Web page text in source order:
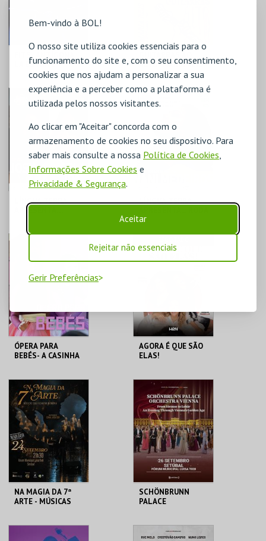
Bem-vindo à BOL!
O nosso site utiliza cookies essenciais para o
funcionamento do site e, com o seu consentimento,
cookies que nos ajudam a personalizar a sua
experiência e a perceber como a plataforma é
utilizada pelos nossos visitantes.
Ao clicar em "Aceitar" concorda com o
armazenamento de cookies no seu dispositivo. Para
saber mais consulte a nossa Política de Cookies
Informações Sobre Cookies e
Privacidade & Segurança.
Aceitar
Rejeitar não essenciais
Gerir Preferências
FITS- ANTÍGONA,
LA ESTIRPE
FÓRUM LUÍSA TODI
MAIS INFO
COMPRAR
ALTO- MARIA REIS
FÓRUM LUÍSA TODI
MAIS INFO
COMPRAR
LÍNGUA TERRA
APRESENTA…
JOSYARA, LUCIBELA
MAIS INFO
LÍNGUA TERRA
DE SAMBA COM
ÓPERA PARA
BEBÉS- A CASINHA
FÓRUM LUÍSA TODI
MAIS INFO
COMPRAR
AGORA É QUE SÃO
ELAS!
FÓRUM LUÍSA TODI
MAIS INFO
NA MAGIA DA 7ª
ARTE - MÚSICAS
FÓRUM LUÍSA TODI
SCHÖNBRUNN
PALACE
STRAUSS TO
FÓRUM LUÍSA TODI